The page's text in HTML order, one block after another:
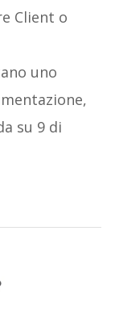
Client o
uno
su 9 di